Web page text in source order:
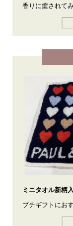
香りに癒されて
ミニタオル新柄
プチギフトにお